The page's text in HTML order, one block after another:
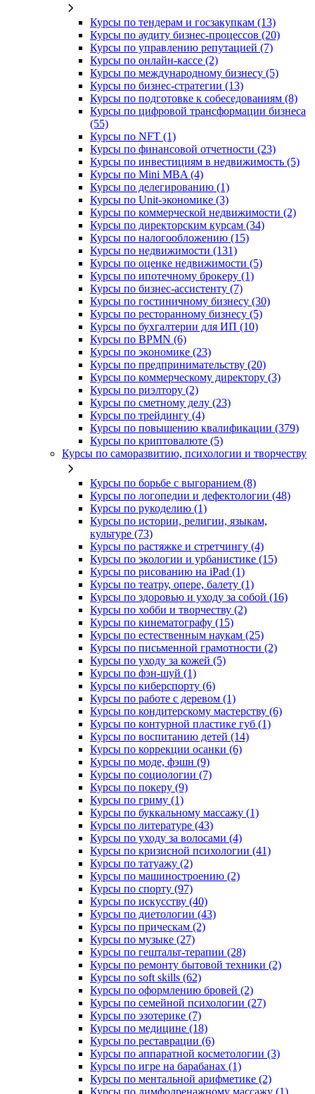
Курсы по тендерам и госзакупкам (13)
Курсы по аудиту бизнес-процессов (20)
Курсы по управлению репутацией (7)
Курсы по онлайн-кассе (2)
Курсы по международному бизнесу (5)
Курсы по бизнес-стратегии (13)
Курсы по подготовке к собеседованиям (8)
Курсы по цифровой трансформации бизнеса
(55)
Курсы по NFT (1)
Курсы по финансовой отчетности (23)
Курсы по инвестициям в недвижимость (5)
Курсы по Mini MBA (4)
Курсы по делегированию (1)
Курсы по Unit-экономике (3)
Курсы по коммерческой недвижимости (2)
Курсы по директорским курсам (34)
Курсы по налогообложению (15)
Курсы по недвижимости (131)
Курсы по оценке недвижимости (5)
Курсы по ипотечному брокеру (1)
Курсы по бизнес-ассистенту (7)
Курсы по гостиничному бизнесу (30)
Курсы по ресторанному бизнесу (5)
Курсы по бухгалтерии для ИП (10)
Курсы по BPMN (6)
Курсы по экономике (23)
Курсы по предпринимательству (20)
Курсы по коммерческому директору (3)
Курсы по риэлтору (2)
Курсы по сметному делу (23)
Курсы по трейдингу (4)
Курсы по повышению квалификации (379)
Курсы по криптовалюте (5)
Курсы по саморазвитию, психологии и творчеству
Курсы по борьбе с выгоранием (8)
Курсы по логопедии и дефектологии (48)
Курсы по рукоделию (1)
Курсы по истории, религии, языкам,
культуре (73)
Курсы по растяжке и стретчингу (4)
Курсы по экологии и урбанистике (15)
Курсы по рисованию на iPad (1)
Курсы по театру, опере, балету (1)
Курсы по здоровью и уходу за собой (16)
Курсы по хобби и творчеству (2)
Курсы по кинематографу (15)
Курсы по естественным наукам (25)
Курсы по письменной грамотности (2)
Курсы по уходу за кожей (5)
Курсы по фэн-шуй (1)
Курсы по киберспорту (6)
Курсы по работе с деревом (1)
Курсы по кондитерскому мастерству (6)
Курсы по контурной пластике губ (1)
Курсы по воспитанию детей (14)
Курсы по коррекции осанки (6)
Курсы по моде, фэшн (9)
Курсы по социологии (7)
Курсы по покеру (9)
Курсы по гриму (1)
Курсы по буккальному массажу (1)
Курсы по литературе (43)
Курсы по уходу за волосами (4)
Курсы по кризисной психологии (41)
Курсы по татуажу (2)
Курсы по машиностроению (2)
Курсы по спорту (97)
Курсы по искусству (40)
Курсы по диетологии (43)
Курсы по прическам (2)
Курсы по музыке (27)
Курсы по гештальт-терапии (28)
Курсы по ремонту бытовой техники (2)
Курсы по soft skills (62)
Курсы по оформлению бровей (2)
Курсы по семейной психологии (27)
Курсы по эзотерике (7)
Курсы по медицине (18)
Курсы по реставрации (6)
Курсы по аппаратной косметологии (3)
Курсы по игре на барабанах (1)
Курсы по ментальной арифметике (2)